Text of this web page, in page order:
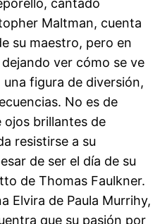
Maltman, cuenta
su maestro, pero en
ver cómo se ve
figura de diversión,
No es de
ojos brillantes de
resistirse a su
de ser el día de su
de Thomas Faulkner.
Elvira de Paula Murrihy,
que su pasión por